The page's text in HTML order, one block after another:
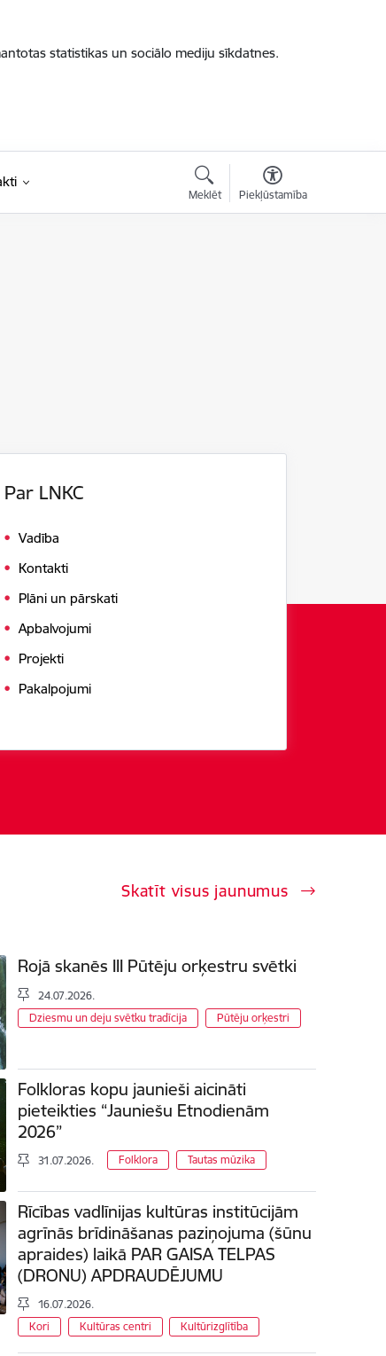
statistikas un sociālo mediju sīkdatnes.
Meklēt Piekļūstamība
Par LNKC
Vadība
Kontakti
Plāni un pārskati
Apbalvojumi
Projekti
Pakalpojumi
Skatīt visus jaunumus
Rojā skanēs III Pūtēju orķestru svētki
24.07.2026.
Dziesmu un deju svētku tradīcija
Pūtēju orķestri
Folkloras kopu jaunieši aicināti
pieteikties “Jauniešu Etnodienām
2026”
31.07.2026. Folklora Tautas mūzika
Rīcības vadlīnijas kultūras institūcijām
agrīnās brīdināšanas paziņojuma (šūnu
apraides) laikā PAR GAISA TELPAS
(DRONU) APDRAUDĒJUMU
16.07.2026.
Kori
Kultūras centri Kultūrizglītība